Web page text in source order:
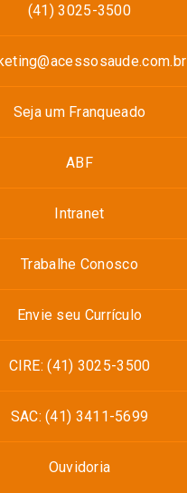
(41) 3025-3500
Seja um Franqueado
ABF
Intranet
Trabalhe Conosco
Envie seu Currículo
CIRE: (41) 3025-3500
SAC: (41) 3411-5699
Ouvidoria